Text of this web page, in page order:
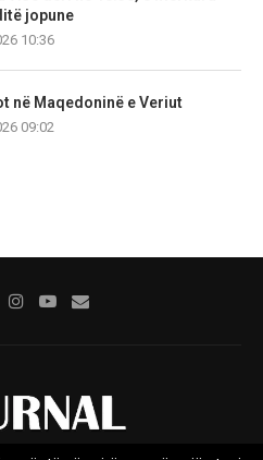
jopune
10:36
në Maqedoninë e Veriut
09:02